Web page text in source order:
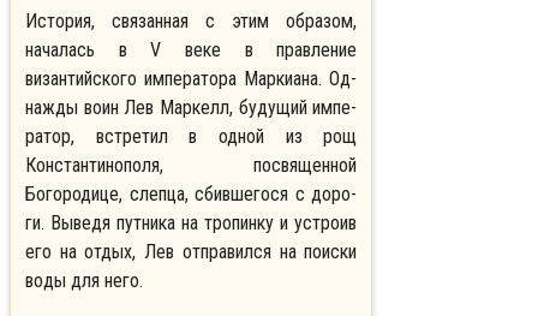
История, связанная с этим образом,
началась в V веке в правление
византийского императора Маркиана. Од­
на­жды во­ин Лев Мар­келл, бу­ду­щий им­пе­
ра­тор, встретил в одной из рощ
Константинополя, посвященной
Богородице, слеп­ца, сбив­ше­го­ся с до­ро­
ги. Выведя путника на тропинку и устроив
его на отдых, Лев от­пра­вил­ся на по­ис­ки
во­ды для него.